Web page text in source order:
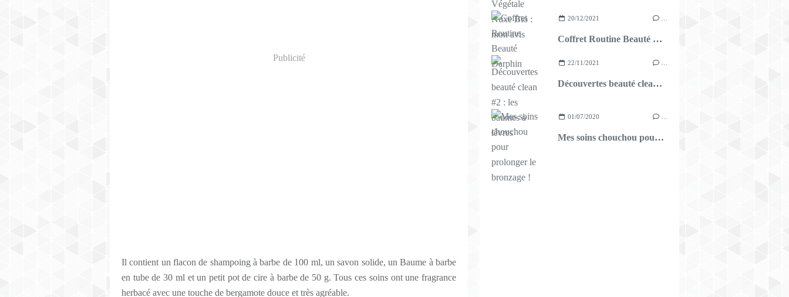
Publicité
Il contient un flacon de shampoing à barbe de 100 ml, un savon solide, un Baume à barbe
en tube de 30 ml et un petit pot de cire à barbe de 50 g. Tous ces soins ont une fragrance
herbacé avec une touche de bergamote douce et très agréable.
20/12/2021
Coffret Routine Beauté Darphin
22/11/2021
Découvertes beauté clean #2 : les baumes à lèvres
01/07/2020
Mes soins chouchou pour prolonger le bronzage !